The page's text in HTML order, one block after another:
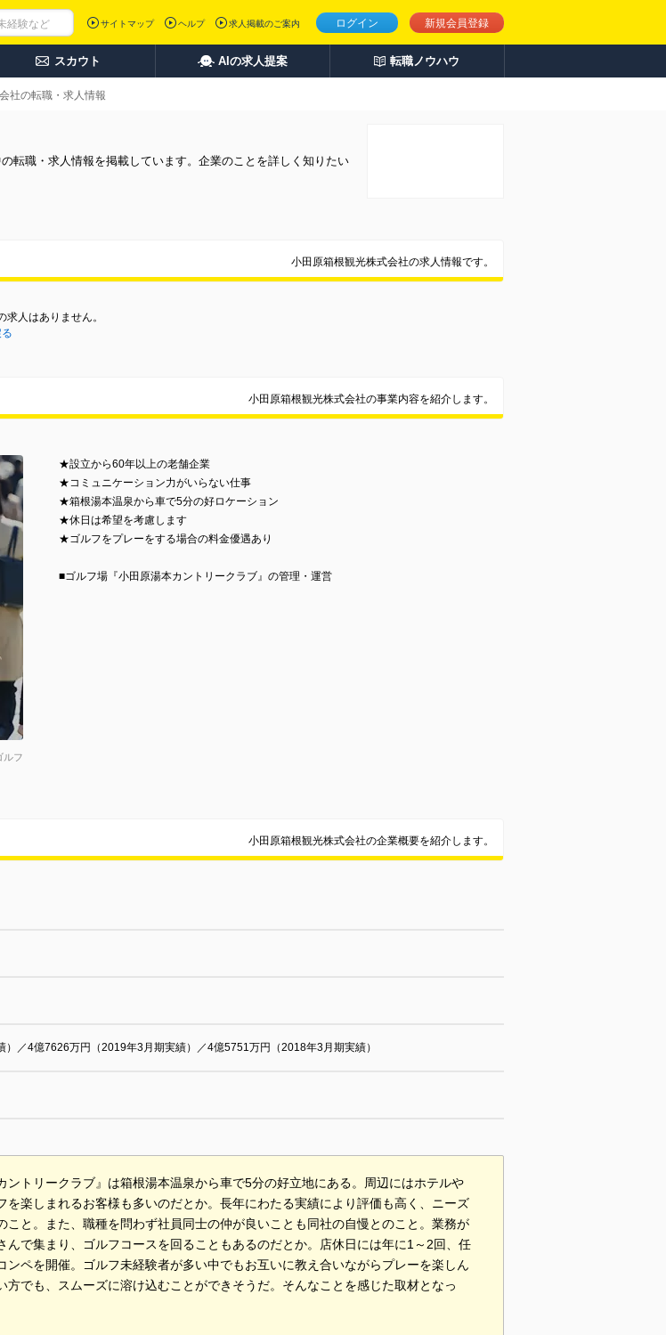
ログイン 新規会員登録
サイトマップ ヘルプ 求人掲載のご案内
スカウト AIの求人提案 転職ノウハウ
社の転職・求人情報
転職・求人情報を掲載しています。企業のことを詳しく知りたい
小田原箱根観光株式会社の求人情報です。
人はありません。
小田原箱根観光株式会社の事業内容を紹介します。
ルフ
★設立から60年以上の老舗企業
★コミュニケーション力がいらない仕事
★箱根湯本温泉から車で5分の好ロケーション
★休日は希望を考慮します
★ゴルフをプレーをする場合の料金優遇あり
■ゴルフ場『小田原湯本カントリークラブ』の管理・運営
小田原箱根観光株式会社の企業概要を紹介します。
／4億7626万円（2019年3月期実績）／4億5751万円（2018年3月期実績）
ントリークラブ』は箱根湯本温泉から車で5分の好立地にある。周辺にはホテルや
を楽しまれるお客様も多いのだとか。長年にわたる実績により評価も高く、ニーズ
こと。また、職種を問わず社員同士の仲が良いことも同社の自慢とのこと。業務が
んで集まり、ゴルフコースを回ることもあるのだとか。店休日には年に1～2回、任
ンペを開催。ゴルフ未経験者が多い中でもお互いに教え合いながらプレーを楽しん
方でも、スムーズに溶け込むことができそうだ。そんなことを感じた取材となっ